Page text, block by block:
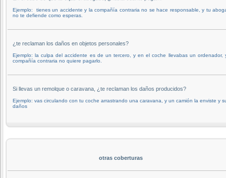
Ejemplo: tienes un accidente y la compañía contraria no se hace responsable, y tu
no te defiende como esperas.
¿te reclaman los daños en objetos personales?
Ejemplo: la culpa del accidente es de un tercero, y en el coche llevabas un ordenador,
compañía contraria no quiere pagarlo.
Si llevas un remolque o caravana, ¿te reclaman los daños producidos?
Ejemplo: vas circulando con tu coche arrastrando una caravana, y un camión la enviste y
daños
otras coberturas